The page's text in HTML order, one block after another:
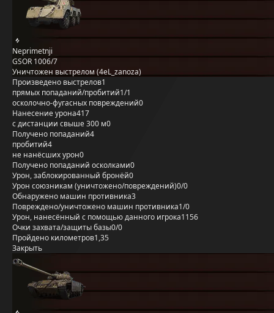
Neprimetnji
GSOR 1006/7
Уничтожен выстрелом (4eL_zanoza)
Произведено выстрелов1
прямых попаданий/пробитий1/1
осколочно-фугасных повреждений0
Нанесение урона417
с дистанции свыше 300 м0
Получено попаданий4
пробитий4
не нанёсших урон0
Получено попаданий осколками0
Урон, заблокированный бронёй0
Урон союзникам (уничтожено/повреждений)0/0
Обнаружено машин противника3
Повреждено/уничтожено машин противника1/0
Урон, нанесённый с помощью данного игрока1156
Очки захвата/защиты базы0/0
Пройдено километров1,35
Закрыть